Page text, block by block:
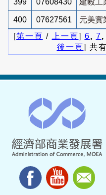
400 07627561
元美實
[第一頁 / 上一頁] 6, 7,
後一頁] 共有